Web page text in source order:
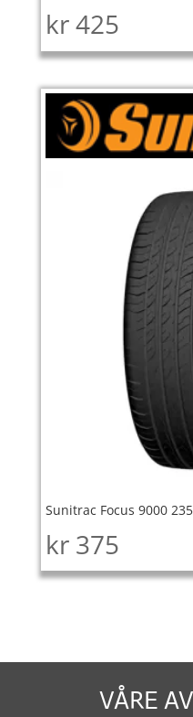
kr425
Sunitrac Focus 9000
kr 375
VÅRE